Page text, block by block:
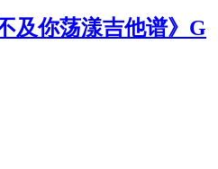
及你荡漾吉他谱》G